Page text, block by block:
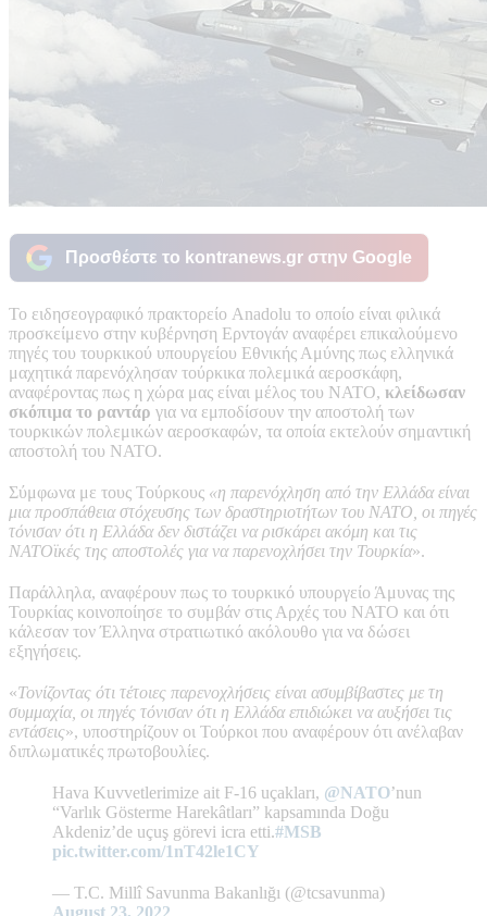
Προσθέστε το kontranews.gr στην Google
Το ειδησεογραφικό πρακτορείο Anadolu το οποίο είναι φιλικά
προσκείμενο στην κυβέρνηση Ερντογάν αναφέρει επικαλούμενο
πηγές του τουρκικού υπουργείου Εθνικής Αμύνης πως ελληνικά
μαχητικά παρενόχλησαν τούρκικα πολεμικά αεροσκάφη,
αναφέροντας πως η χώρα μας είναι μέλος του ΝΑΤΟ, κλείδωσαν
σκόπιμα το ραντάρ για να εμποδίσουν την αποστολή των
τουρκικών πολεμικών αεροσκαφών, τα οποία εκτελούν σημαντική
αποστολή του ΝΑΤΟ.
Σύμφωνα με τους Τούρκους «η παρενόχληση από την Ελλάδα είναι
μια προσπάθεια στόχευσης των δραστηριοτήτων του ΝΑΤΟ, οι πηγές
τόνισαν ότι η Ελλάδα δεν διστάζει να ρισκάρει ακόμη και τις
ΝΑΤΟϊκές της αποστολές για να παρενοχλήσει την Τουρκία».
Παράλληλα, αναφέρουν πως το τουρκικό υπουργείο Άμυνας της
Τουρκίας κοινοποίησε το συμβάν στις Αρχές του ΝΑΤΟ και ότι
κάλεσαν τον Έλληνα στρατιωτικό ακόλουθο για να δώσει
εξηγήσεις.
«Τονίζοντας ότι τέτοιες παρενοχλήσεις είναι ασυμβίβαστες με τη
συμμαχία, οι πηγές τόνισαν ότι η Ελλάδα επιδιώκει να αυξήσει τις
εντάσεις», υποστηρίζουν οι Τούρκοι που αναφέρουν ότι ανέλαβαν
διπλωματικές πρωτοβουλίες.
Hava Kuvvetlerimize ait F-16 uçakları, @NATO’nun
“Varlık Gösterme Harekâtları” kapsamında Doğu
Akdeniz’de uçuş görevi icra etti.#MSB
pic.twitter.com/1nT42le1CY
— T.C. Millî Savunma Bakanlığı (@tcsavunma)
August 23, 2022